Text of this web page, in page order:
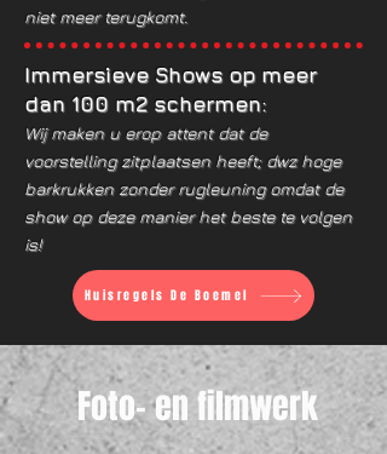
niet meer terugkomt.
Immersieve Shows op meer
dan 100 m2 schermen:
Wij maken u erop attent dat de
voorstelling zitplaatsen heeft; dwz hoge
barkrukken zonder rugleuning omdat de
show op deze manier het beste te volgen
is!
Huisregels De Boemel
Foto- en filmwerk